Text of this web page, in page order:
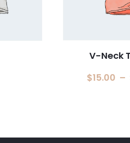
V-Neck
$15.00 –